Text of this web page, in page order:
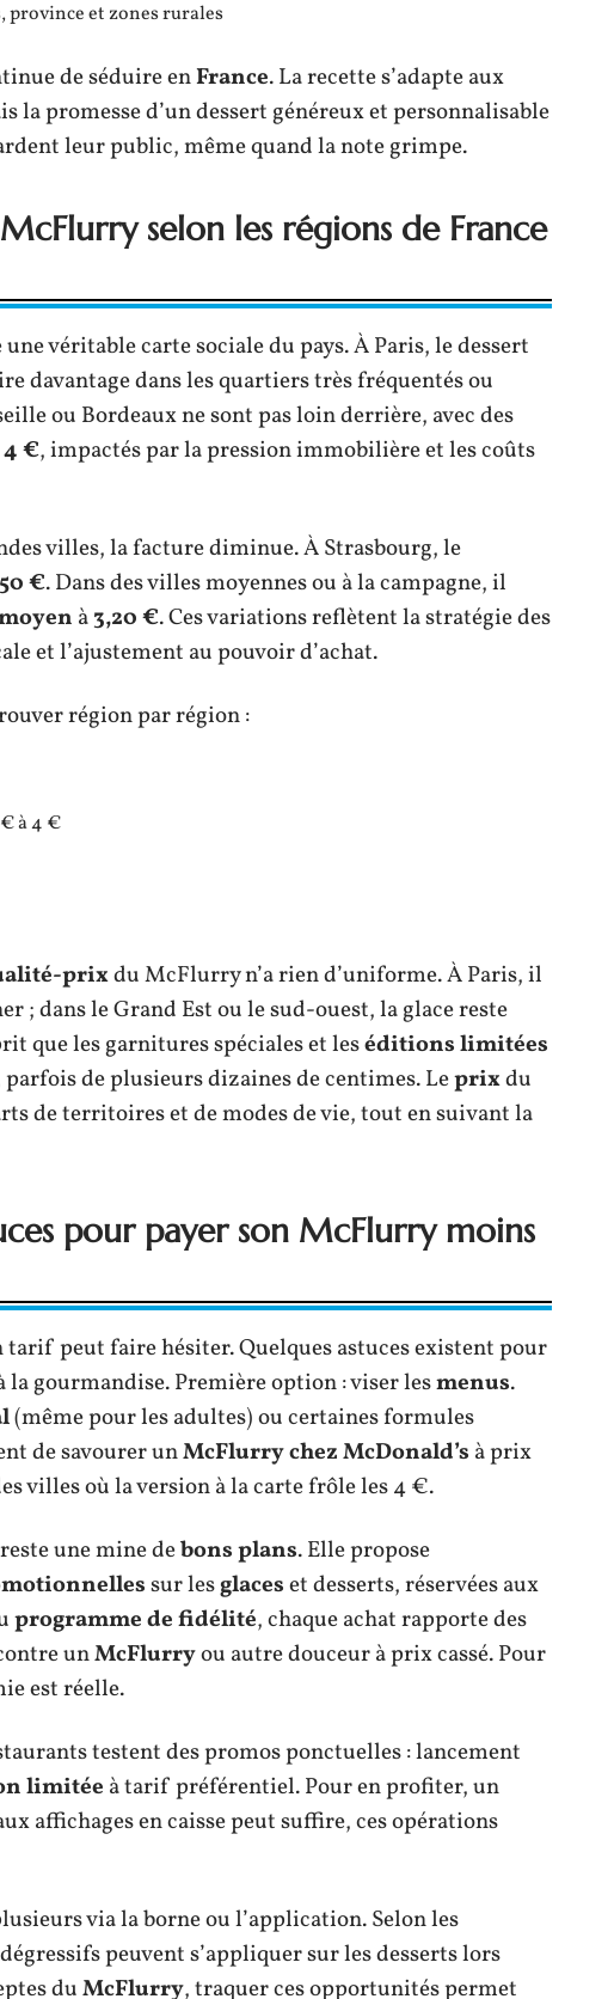
province et zones rurales
de séduire enFrance. La recette s’adapte aux
la promesse d’un dessert généreux et personnalisable
leur public, même quand la note grimpe.
selon les régions de France
une véritable carte sociale du pays. À Paris, le dessert
davantage dans les quartiers très fréquentés ou
ou Bordeaux ne sont pas loin derrière, avec des
4 €, impactés par la pression immobilière et les coûts
villes, la facture diminue. À Strasbourg, le
€. Dans des villes moyennes ou à la campagne, il
à3,20 €. Ces variations reflètent la stratégie des
et l’ajustement au pouvoir d’achat.
région par région :
à 4 €
prixdu McFlurry n’a rien d’uniforme. À Paris, il
; dans le Grand Est ou le sud-ouest, la glace reste
que les garnitures spéciales et leséditions limitées
de plusieurs dizaines de centimes. Leprixdu
de territoires et de modes de vie, tout en suivant la
pour payer son McFlurry moins
tarif peut faire hésiter. Quelques astuces existent pour
la gourmandise. Première option : viser lesmenus.
(même pour les adultes) ou certaines formules
de savourer unMcFlurry chez McDonald’s à prix
villes où la version à la carte frôle les 4 €.
une mine debons plans. Elle propose
sur lesglaceset desserts, réservées aux
programme de fidélité, chaque achat rapporte des
unMcFlurryou autre douceur à prix cassé. Pour
est réelle.
testent des promos ponctuelles : lancement
limitée à tarif préférentiel. Pour en profiter, un
affichages en caisse peut suffire, ces opérations
via la borne ou l’application. Selon les
peuvent s’appliquer sur les desserts lors
duMcFlurry, traquer ces opportunités permet